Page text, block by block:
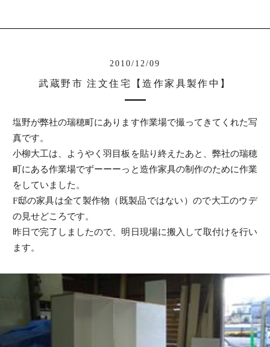
2010/12/09
武蔵野市 注文住宅【造作家具製作中】
塩野が弊社の瑞穂町にあります作業場で撮ってきてくれた写
真です。
小柳大工は、ようやく羽目板を貼り終えたあと、弊社の瑞穂
町にある作業場でずーーーっと造作家具の制作のために作業
をしていました。
F邸の家具は全て製作物（既製品ではない）ので大工のウデ
の見せどころです。
昨日で完了しましたので、明日現場に搬入して取付けを行い
ます。